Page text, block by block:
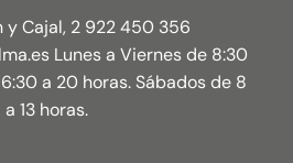
y Cajal, 2 922 450 356
Lunes a Viernes de 8:30
a 20 horas. Sábados de 8
a 13 horas.